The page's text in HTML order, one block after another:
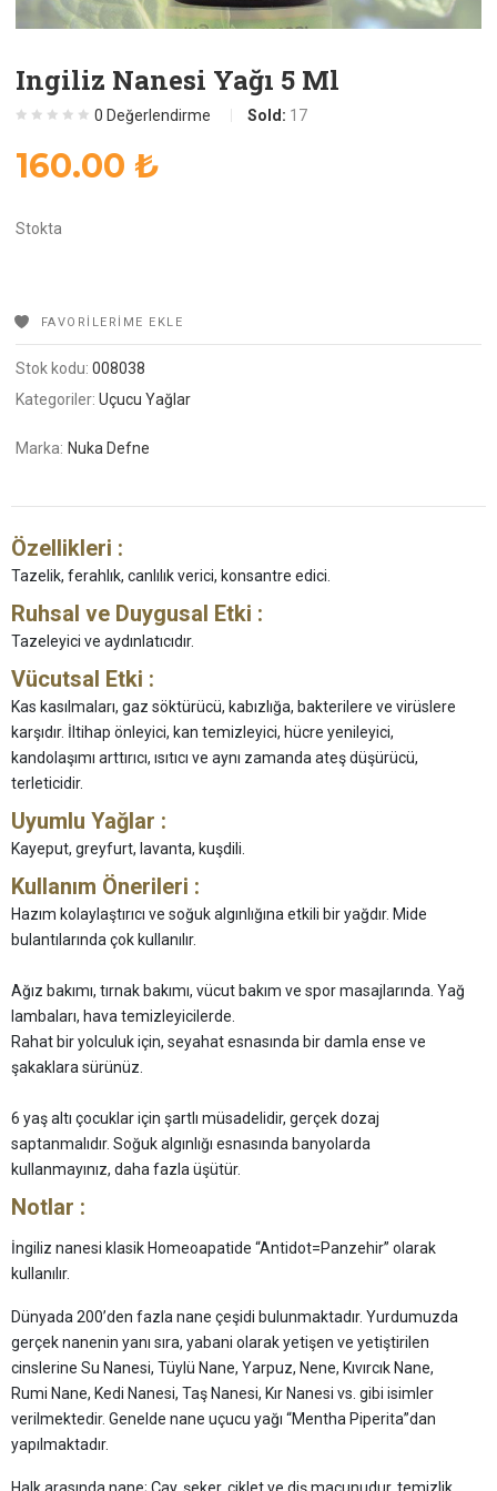
Ingiliz Nanesi Yağı 5 Ml
0 Değerlendirme Sold: 17
160.00 ₺
Stokta
FAVORILERIME EKLE
Stok kodu:008038
Kategoriler:Uçucu Yağlar
Marka: Nuka Defne
Özellikleri :
Tazelik, ferahlık, canlılık verici, konsantre edici.
Ruhsal ve Duygusal Etki :
Tazeleyici ve aydınlatıcıdır.
Vücutsal Etki :
Kas kasılmaları, gaz söktürücü, kabızlığa, bakterilere ve virüslere
karşıdır. İltihap önleyici, kan temizleyici, hücre yenileyici,
kandolaşımı arttırıcı, ısıtıcı ve aynı zamanda ateş düşürücü,
terleticidir.
Uyumlu Yağlar :
Kayeput, greyfurt, lavanta, kuşdili.
Kullanım Önerileri :
Hazım kolaylaştırıcı ve soğuk algınlığına etkili bir yağdır. Mide
bulantılarında çok kullanılır.
Ağız bakımı, tırnak bakımı, vücut bakım ve spor masajlarında. Yağ
lambaları, hava temizleyicilerde.
Rahat bir yolculuk için, seyahat esnasında bir damla ense ve
şakaklara sürünüz.
6 yaş altı çocuklar için şartlı müsadelidir, gerçek dozaj
saptanmalıdır. Soğuk algınlığı esnasında banyolarda
kullanmayınız, daha fazla üşütür.
Notlar :
İngiliz nanesi klasik Homeoapatide “Antidot=Panzehir” olarak
kullanılır.
Dünyada 200’den fazla nane çeşidi bulunmaktadır. Yurdumuzda
gerçek nanenin yanı sıra, yabani olarak yetişen ve yetiştirilen
cinslerine Su Nanesi, Tüylü Nane, Yarpuz, Nene, Kıvırcık Nane,
Rumi Nane, Kedi Nanesi, Taş Nanesi, Kır Nanesi vs. gibi isimler
verilmektedir. Genelde nane uçucu yağı “Mentha Piperita”dan
yapılmaktadır.
Halk arasında nane; Çay, şeker, ciklet ve diş macunudur, temizlik,